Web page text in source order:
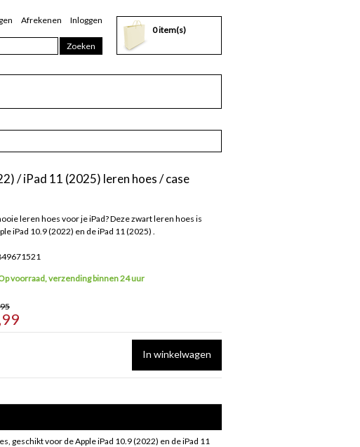
0 item(s)
Inloggen
Afrekenen
Zoeken
/ iPad 11 (2025) leren hoes / case
leren hoes voor je iPad? Deze zwart leren hoes is
iPad 10.9 (2022) en de iPad 11 (2025) .
voorraad, verzending binnen 24 uur
In winkelwagen
geschikt voor de Apple iPad 10.9 (2022) en de iPad 11